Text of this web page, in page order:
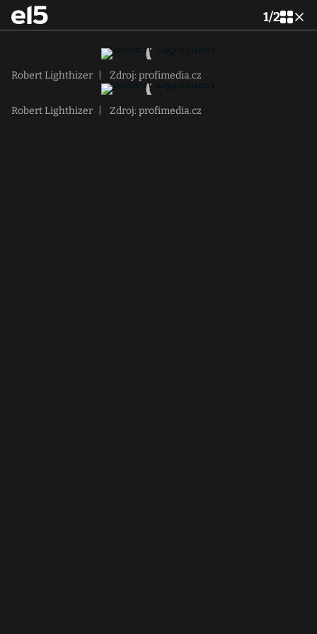
1/2
Robert Lighthizer Zdroj: profimedia.cz
Robert Lighthizer Zdroj: profimedia.cz